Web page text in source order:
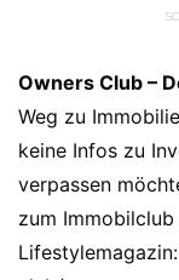
Owners Club –
Weg zu
keine Infos zu
verpassen
zum
Lifestylemagazin: